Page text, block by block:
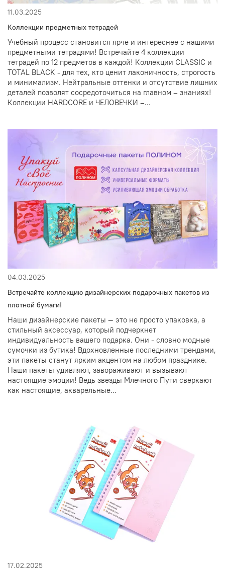
11.03.2025
Коллекции предметных тетрадей
Учебный процесс становится ярче и интереснее с нашими
предметными тетрадями! Встречайте 4 коллекции
тетрадей по 12 предметов в каждой! Коллекции CLASSIC и
TOTAL BLACK - для тех, кто ценит лаконичность, строгость
и минимализм. Нейтральные оттенки и отсутствие лишних
деталей позволят сосредоточиться на главном – знаниях!
Коллекции HARDCORE и ЧЕЛОВЕЧКИ –...
04.03.2025
Встречайте коллекцию дизайнерских подарочных пакетов из
плотной бумаги!
Наши дизайнерские пакеты — это не просто упаковка, а
стильный аксессуар, который подчеркнет
индивидуальность вашего подарка. Они - словно модные
сумочки из бутика! Вдохновленные последними трендами,
эти пакеты станут ярким акцентом на любом празднике.
Наши пакеты удивляют, завораживают и вызывают
настоящие эмоции! Ведь звезды Млечного Пути сверкают
как настоящие, акварельные...
17.02.2025